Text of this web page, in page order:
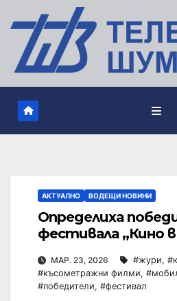
АКТУАЛНО ВОДЕЩИ НОВИНИ
Определиха
фестивала „Кино в
МАР. 23, 2026 #жури,
#късометражни филми,
#победители, #фестивал